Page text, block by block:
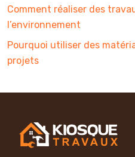
Comment réaliser des
l’environnement
Pourquoi utiliser des
projets